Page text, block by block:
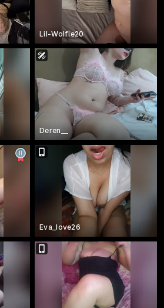
Lil-Wolfie20
Deren__
Eva_love26